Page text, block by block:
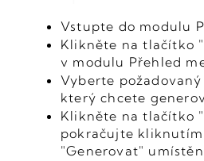
Vstupte do modulu
Klikněte na tlačítko
v modulu Přehled
Vyberte
který chcete
Klikněte na tlačítko
pokračujte
"Generovat"